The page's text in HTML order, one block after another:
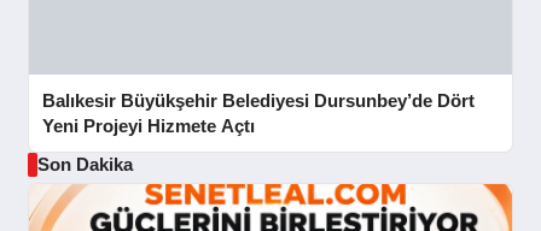
Balıkesir Büyükşehir Belediyesi Dursunbey’de Dört
Yeni Projeyi Hizmete Açtı
Son Dakika